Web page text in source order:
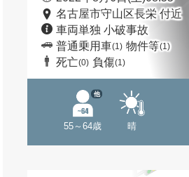
名古屋市守山区長栄 付近
車両単独 小破事故
普通乗用車(1) 物件等(1)
死亡(0) 負傷(1)
55～64歳
他
晴